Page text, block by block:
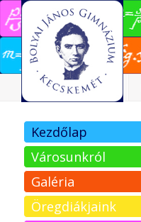
Dokumentumok
Felvételizőknek
Pályázatok
Tehetségpont
Közérdekű
adatok
Kezdőlap
Városunkról
Galéria
Öregdiákjaink